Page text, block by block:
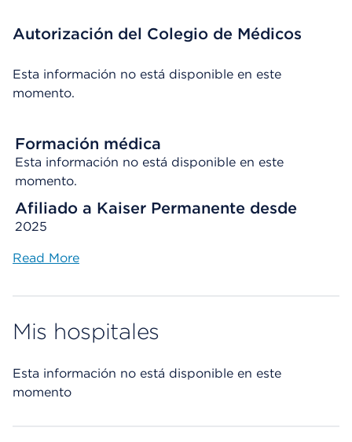
Autorización del Colegio de Médicos
Esta información no está disponible en este
momento.
Formación médica
Esta información no está disponible en este
momento.
Afiliado a Kaiser Permanente desde
2025
Read More
Mis hospitales
Esta información no está disponible en este
momento